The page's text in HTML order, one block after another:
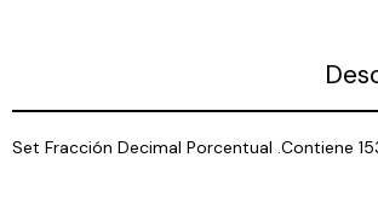
Set Fracción Decimal Porcentual .Contiene